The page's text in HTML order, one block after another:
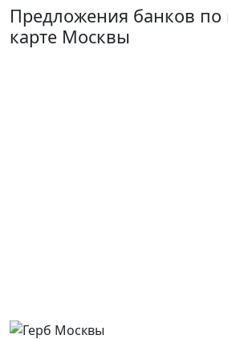
Предложения банков по
карте Москвы